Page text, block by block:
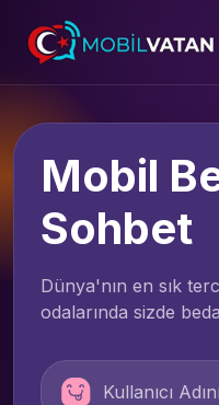
Mobil
Sohbet
Dünya'nın en sık
odalarında sizde